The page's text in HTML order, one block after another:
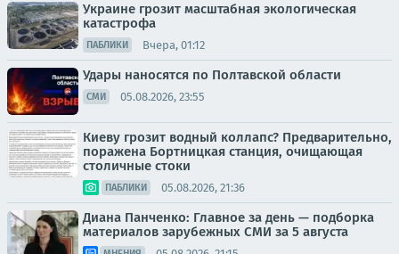
Украине грозит масштабная экологическая
катастрофа
ПАБЛИКИ Вчера, 01:12
Удары наносятся по Полтавской области
СМИ 05.08.2026, 23:55
Киеву грозит водный коллапс? Предварительно,
поражена Бортницкая станция, очищающая
столичные стоки
ПАБЛИКИ 05.08.2026, 21:36
Диана Панченко: Главное за день — подборка
материалов зарубежных СМИ за 5 августа